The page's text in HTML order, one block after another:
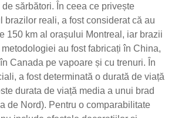
sărbători. În ceea ce privește
brazilor reali, a fost considerat că au
150 km al orașului Montreal, iar brazii
au fost fabricați în China,
Canada pe vapoare și cu trenuri. În
a fost determinată o durată de viață
durata de viață media a unui brad
de Nord). Pentru o comparabilitate